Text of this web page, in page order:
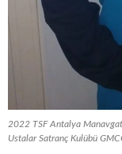
2022 TSF Antalya
Ustalar Satranç Kulübü